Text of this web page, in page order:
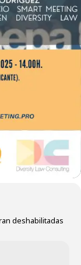
deshabilitadas